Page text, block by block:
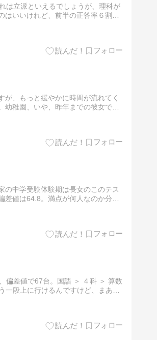
は立派といえるでしょうが、理科が
いいけれど、前半の正答率６割を
、もっと緩やかに時間が流れてく
稚園、いや、昨年までの彼女では
の中学受験体験期は長女のこのテス
値は64.8。満点が何人なのか分か
偏差値で67台。国語 ＞ ４科 ＞ 算数
段上に行けるんですけど、まあ後